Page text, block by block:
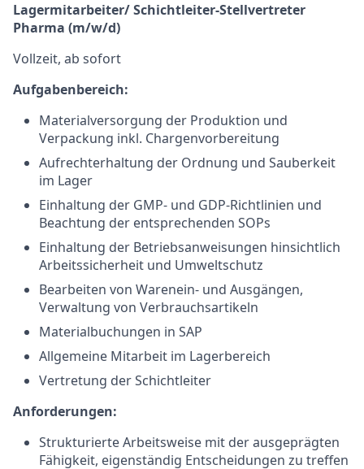
Lagermitarbeiter/ Schichtleiter-Stellvertreter
Pharma (m/w/d)
Vollzeit, ab sofort
Aufgabenbereich:
Materialversorgung der Produktion und
Verpackung inkl. Chargenvorbereitung
Aufrechterhaltung der Ordnung und Sauberkeit
im Lager
Einhaltung der GMP- und GDP-Richtlinien und
Beachtung der entsprechenden SOPs
Einhaltung der Betriebsanweisungen hinsichtlich
Arbeitssicherheit und Umweltschutz
Bearbeiten von Warenein- und Ausgängen,
Verwaltung von Verbrauchsartikeln
Materialbuchungen in SAP
Allgemeine Mitarbeit im Lagerbereich
Vertretung der Schichtleiter
Anforderungen:
Strukturierte Arbeitsweise mit der ausgeprägten
Fähigkeit, eigenständig Entscheidungen zu treffen